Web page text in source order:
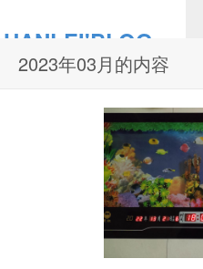
HANLEI'BLOG
2023年03月的内容